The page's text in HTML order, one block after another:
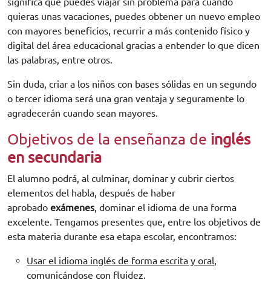
quieras unas vacaciones, puedes obtener un nuevo empleo
con mayores beneficios, recurrir a más contenido físico y
digital del área educacional gracias a entender lo que dicen
las palabras, entre otros.
Sin duda, criar a los niños con bases sólidas en un segundo
o tercer idioma será una gran ventaja y seguramente lo
agradecerán cuando sean mayores.
Objetivos de la enseñanza de inglés
en secundaria
El alumno podrá, al culminar, dominar y cubrir ciertos
elementos del habla, después de haber
aprobado exámenes , dominar el idioma de una forma
excelente. Tengamos presentes que, entre los objetivos de
esta materia durante esa etapa escolar, encontramos:
Usar el idioma inglés de forma escrita y oral
comunicándose con fluidez.